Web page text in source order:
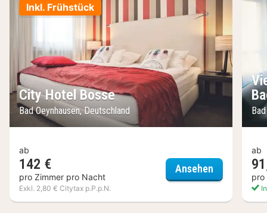
Inkl. Frühstück
City Hotel Bosse
Bad Oeynhausen, Deutschland
ab
142 €
pro Zimmer pro Nacht
Exkl. 2,80 € Citytax p.P.p.N.
Ansehen City Hotel
ab
pro